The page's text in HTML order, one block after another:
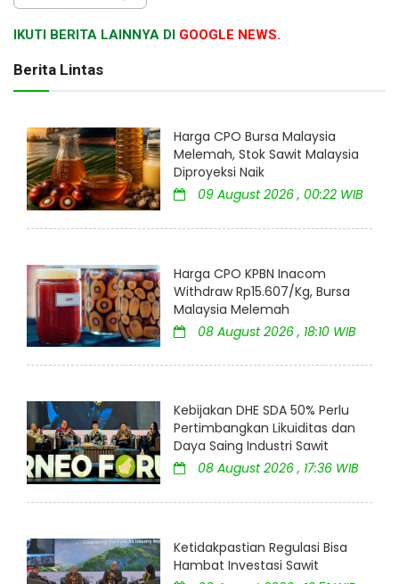
IKUTI BERITA LAINNYA DI GOOGLE NEWS.
Berita Lintas
Harga CPO Bursa Malaysia
Melemah, Stok Sawit Malaysia
Diproyeksi Naik
09 August 2026 , 00:22 WIB
Harga CPO KPBN Inacom
Withdraw Rp15.607/Kg, Bursa
Malaysia Melemah
08 August 2026 , 18:10 WIB
Kebijakan DHE SDA 50% Perlu
Pertimbangkan Likuiditas dan
Daya Saing Industri Sawit
08 August 2026 , 17:36 WIB
Ketidakpastian Regulasi Bisa
Hambat Investasi Sawit